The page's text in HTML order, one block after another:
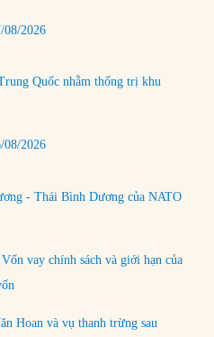
08/2026
Quốc nhằm thống trị khu
08/2026
- Thái Bình Dương của NATO
vay chính sách và giới hạn của
Hoan và vụ thanh trừng sau